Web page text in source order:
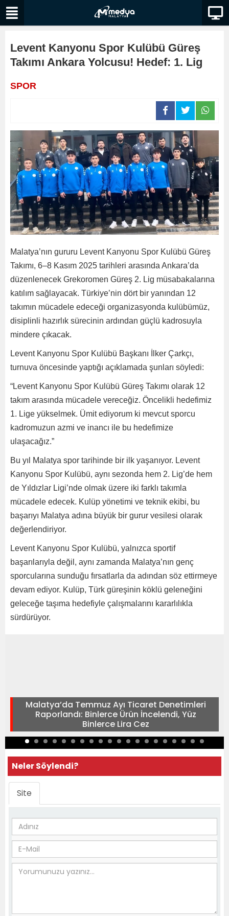
Levent Kanyonu Spor Kulübü Güreş
Takımı Ankara Yolcusu! Hedef: 1. Lig
SPOR
Malatya’nın gururu Levent Kanyonu Spor Kulübü Güreş
Takımı, 6–8 Kasım 2025 tarihleri arasında Ankara’da
düzenlenecek Grekoromen Güreş 2. Lig müsabakalarına
katılım sağlayacak. Türkiye’nin dört bir yanından 12
takımın mücadele edeceği organizasyonda kulübümüz,
disiplinli hazırlık sürecinin ardından güçlü kadrosuyla
mindere çıkacak.
Levent Kanyonu Spor Kulübü Başkanı İlker Çarkçı,
turnuva öncesinde yaptığı açıklamada şunları söyledi:
“Levent Kanyonu Spor Kulübü Güreş Takımı olarak 12
takım arasında mücadele vereceğiz. Öncelikli hedefimiz
1. Lige yükselmek. Ümit ediyorum ki mevcut sporcu
kadromuzun azmi ve inancı ile bu hedefimize
ulaşacağız.”
Bu yıl Malatya spor tarihinde bir ilk yaşanıyor. Levent
Kanyonu Spor Kulübü, aynı sezonda hem 2. Lig’de hem
de Yıldızlar Ligi’nde olmak üzere iki farklı takımla
mücadele edecek. Kulüp yönetimi ve teknik ekibi, bu
başarıyı Malatya adına büyük bir gurur vesilesi olarak
değerlendiriyor.
Levent Kanyonu Spor Kulübü, yalnızca sportif
başarılarıyla değil, aynı zamanda Malatya’nın genç
sporcularına sunduğu fırsatlarla da adından söz ettirmeye
devam ediyor. Kulüp, Türk güreşinin köklü geleneğini
geleceğe taşıma hedefiyle çalışmalarını kararlılıkla
sürdürüyor.
Malatya’da Temmuz Ayı Ticaret Denetimleri
Raporlandı: Binlerce Ürün İncelendi, Yüz
Binlerce Lira Cez
Neler Söylendi?
Site